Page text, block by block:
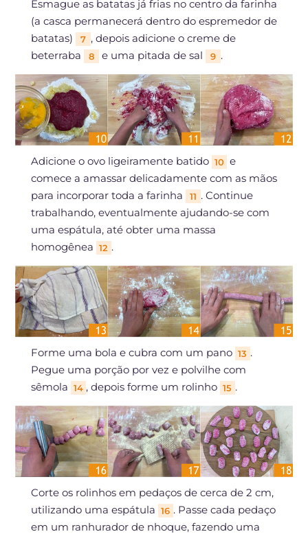
Esmague as batatas já frias no centro da farinha
(a casca permanecerá dentro do espremedor de
batatas)
7 , depois adicione o creme de
beterraba
8 e uma pitada de sal 9 .
Adicione o ovo ligeiramente batido 10 e
comece a amassar delicadamente com as mãos
para incorporar toda a farinha
11 . Continue
trabalhando, eventualmente ajudando-se com
uma espátula, até obter uma massa
homogênea 12 .
Forme uma bola e cubra com um pano 13 .
Pegue uma porção por vez e polvilhe com
sêmola 14 , depois forme um rolinho 15 .
Corte os rolinhos em pedaços de cerca de 2 cm,
utilizando uma espátula 16 . Passe cada pedaço
em um ranhurador de nhoque, fazendo uma